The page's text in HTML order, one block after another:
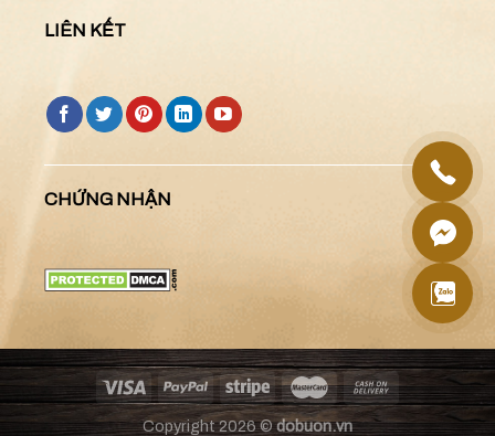
LIÊN KẾT
CHỨNG NHẬN
Copyright 2026 ©dobuon.vn